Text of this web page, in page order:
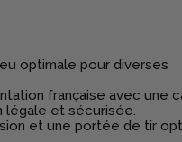
optimale pour diverses
française avec une
légale et sécurisée.
et une portée de tir